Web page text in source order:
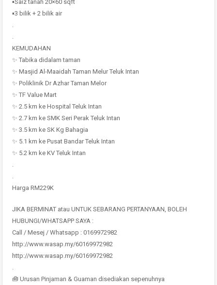
▪Saiz tanah 20×60 sqft
▪3 bilik + 2 bilik air
.
.
KEMUDAHAN
✨ Tabika didalam taman
✨ Masjid Al-Maaidah Taman Melur Teluk Intan
✨ Poliklinik Dr Azhar Taman Melor
✨ TF Value Mart
✨ 2.5 km ke Hospital Teluk Intan
✨ 2.7 km ke SMK Seri Perak Teluk Intan
✨ 3.5 km ke SK Kg Bahagia
✨ 5.1 km ke Pusat Bandar Teluk Intan
✨ 5.2 km ke KV Teluk Intan
.
.
Harga RM229K
JIKA BERMINAT atau UNTUK SEBARANG PERTANYAAN, BOLEH
HUBUNGI/WHATSAPP SAYA :
Call / Mesej / Whatsapp : 0169972982
http://www.wasap.my/60169972982
http://www.wasap.my/60169972982
.
🧰 Urusan Pinjaman & Guaman disediakan sepenuhnya